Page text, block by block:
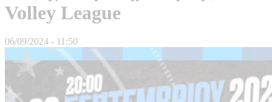
Volley League
06/09/2024 - 11:50